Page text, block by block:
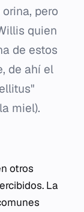
pero
quien
de estos
de ahí el
miel).
otros
La